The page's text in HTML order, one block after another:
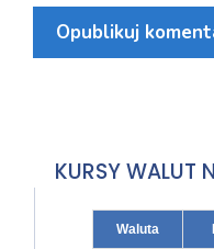
KURSY WALUT
Waluta